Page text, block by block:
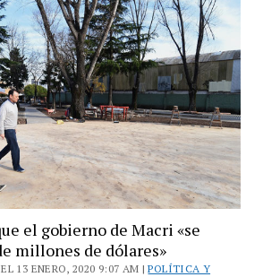
el gobierno de Macri «se
millones de dólares»
13 ENERO, 2020 9:07 AM |POLÍTICA Y